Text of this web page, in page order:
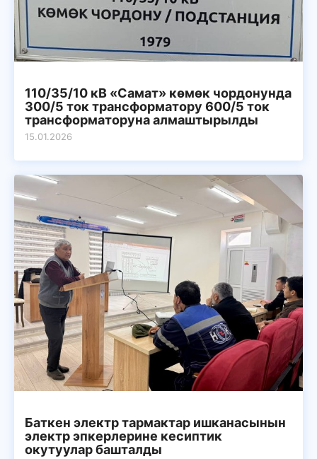
110/35/10 кВ «Самат» көмөк чордонунда
300/5 ток трансформатору 600/5 ток
трансформаторуна алмаштырылды
15.01.2026
Баткен электр тармактар ишканасынын
электр эпкерлерине кесиптик
окутуулар башталды